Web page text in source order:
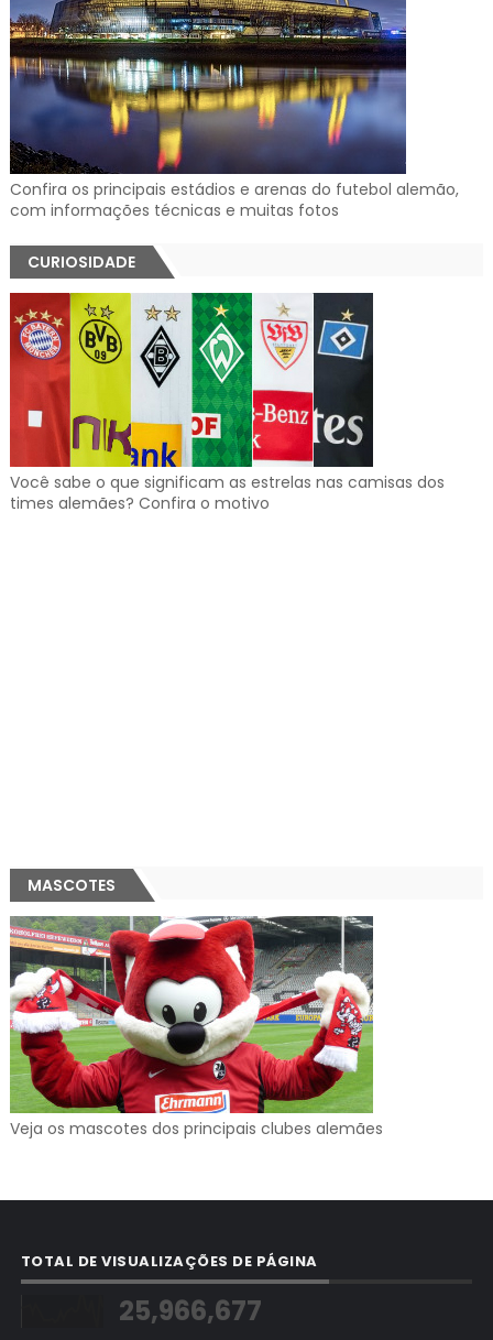
Confira os principais estádios e arenas do futebol alemão,
com informações técnicas e muitas fotos
CURIOSIDADE
Você sabe o que significam as estrelas nas camisas dos
times alemães? Confira o motivo
MASCOTES
Veja os mascotes dos principais clubes alemães
TOTAL DE VISUALIZAÇÕES DE PÁGINA
25,966,677